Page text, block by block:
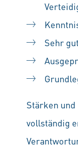
Sehr
Stärken
vollständig